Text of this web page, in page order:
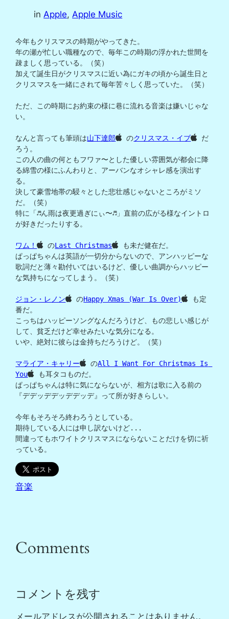
inApple, Apple Music
今年もクリスマスの時期がやってきた。
年の瀬が忙しい職種なので、毎年この時期の浮かれた世間を
疎ましく思っている。（笑）
加えて誕生日がクリスマスに近い為にガキの頃から誕生日と
クリスマスを一緒にされて毎年苦々しく思っていた。（笑）
ただ、この時期にお約束の様に巷に流れる音楽は嫌いじゃな
い。
なんと言っても筆頭は山下達郎 のクリスマス・イブ
だ
ろう。
この人の曲の何ともフワァ〜とした優しい雰囲気が都会に降
る綿雪の様にふんわりと、アーバンなオシャレ感を演出す
る。
決して豪雪地帯の駸々とした悲壮感じゃないところがミソ
だ。（笑）
特に「♬ん雨は夜更過ぎにぃ〜♬」直前の広がる様なイントロ
が好きだったりする。
ワム！ のLast Christmas
も未だ健在だ。
ぱっぱちゃんは英語が一切分からないので、アンハッピーな
歌詞だと薄々勘付いてはいるけど、優しい曲調からハッピー
な気持ちになってしまう。（笑）
ジョン・レノン のHappy Xmas (War Is Over)
も定
番だ。
こっちはハッピーソングなんだろうけど、もの悲しい感じが
して、貧乏だけど幸せみたいな気分になる。
いや、絶対に彼らは金持ちだろうけど。（笑）
マライア・キャリー のAll I Want For Christmas Is
You
も耳タコものだ。
ぱっぱちゃんは特に気にならないが、相方は歌に入る前の
『デデッデデッデデッデ』って所が好きらしい。
今年もそろそろ終わろうとしている。
期待している人には申し訳ないけど...
間違ってもホワイトクリスマスにならないことだけを切に祈
っている。
音楽
Comments
コメントを残す
メールアドレスが公開されることはありません。